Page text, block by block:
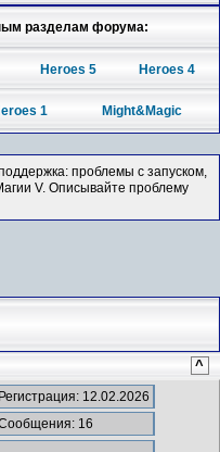
разделам форума:
Heroes 5 Heroes 4
1 Might&Magic
проблемы с запуском,
V. Описывайте проблему
^
Регистрация: 12.02.2026
16